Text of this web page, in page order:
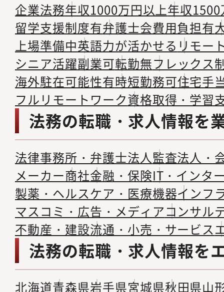
企業法務年収1000万円以上年収
留学支援制度有弁護士会費用負担有
上場準備中英語力が活かせる リモー
シニア活躍副業可転勤無フレックス
海外駐在可能性有時短勤務可住宅手
フルリモートワーク資格取得・学習
法務の転職・求人情報を
法律事務所・弁護士法人監査法人・
メーカー商社金融・保険IT・インタ
製薬・ヘルスケア・医療機器インフ
マスコミ・広告・メディアコンサル
不動産・建設流通・小売・サービス
法務の転職・求人情報を
北海道青森県岩手県宮城県秋田県山